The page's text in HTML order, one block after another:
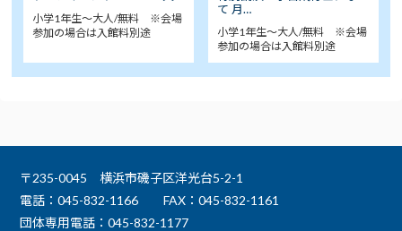
小学1年生～大人/無料 ※会場
参加の場合は入館料別途
て 月…
小学1年生～大人/無料 ※会場
参加の場合は入館料別途
〒235-0045 横浜市磯子区洋光台5-2-1
電話：045-832-1166
FAX：045-832-1161
団体専用電話：045-832-1177